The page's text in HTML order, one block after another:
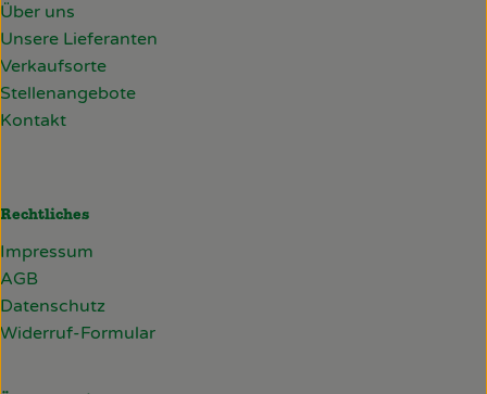
Über uns
Unsere Lieferanten
Verkaufsorte
Stellenangebote
Kontakt
Rechtliches
Impressum
AGB
Datenschutz
Widerruf-Formular